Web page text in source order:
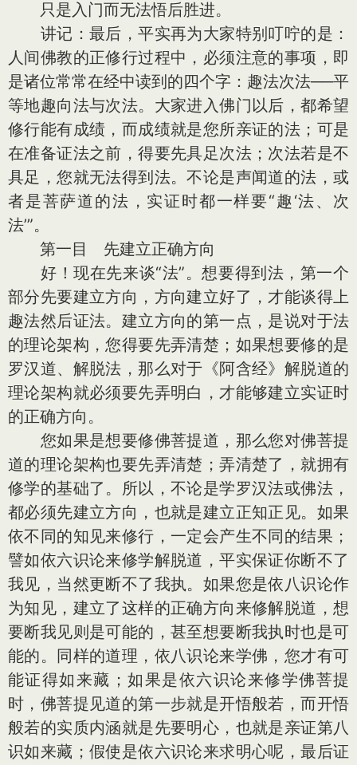
只是入门而无法悟后胜进。
讲记：最后，平实再为大家特别叮咛的是：
人间佛教的正修行过程中，必须注意的事项，即
是诸位常常在经中读到的四个字：趣法次法──平
等地趣向法与次法。大家进入佛门以后，都希望
修行能有成绩，而成绩就是您所亲证的法；可是
在准备证法之前，得要先具足次法；次法若是不
具足，您就无法得到法。不论是声闻道的法，或
者是菩萨道的法，实证时都一样要“趣‘法、次
法’”。
第一目 先建立正确方向
好！现在先来谈“法”。想要得到法，第一个
部分先要建立方向，方向建立好了，才能谈得上
趣法然后证法。建立方向的第一点，是说对于法
的理论架构，您得要先弄清楚；如果想要修的是
罗汉道、解脱法，那么对于《阿含经》解脱道的
理论架构就必须要先弄明白，才能够建立实证时
的正确方向。
您如果是想要修佛菩提道，那么您对佛菩提
道的理论架构也要先弄清楚；弄清楚了，就拥有
修学的基础了。所以，不论是学罗汉法或佛法，
都必须先建立方向，也就是建立正知正见。如果
依不同的知见来修行，一定会产生不同的结果；
譬如依六识论来修学解脱道，平实保证你断不了
我见，当然更断不了我执。如果您是依八识论作
为知见，建立了这样的正确方向来修解脱道，想
要断我见则是可能的，甚至想要断我执时也是可
能的。同样的道理，依八识论来学佛，您才有可
能证得如来藏；如果是依六识论来修学佛菩提
时，佛菩提见道的第一步就是开悟般若，而开悟
般若的实质内涵就是先要明心，也就是亲证第八
识如来藏；假使是依六识论来求明心呢，最后证